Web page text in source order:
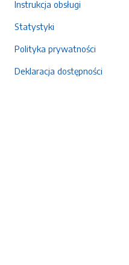
Instrukcja obsługi
Statystyki
Polityka prywatności
Deklaracja dostępności